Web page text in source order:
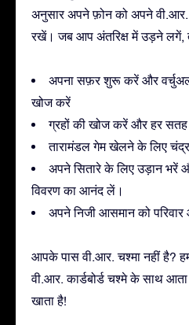
अनुसार अपने फ़ोन को अपने
रखें। जब आप अंतरिक्ष में उड़ने
अपना सफ़र शुरू करें और वर्चुअल
खोज करें
ग्रहों की खोज करें और हर
तारामंडल गेम खेलने के लिए
अपने सितारे के लिए उड़ान भरें
विवरण का आनंद लें।
अपने निजी आसमान को
आपके पास वी.आर. चश्मा नहीं है?
वी.आर. कार्डबोर्ड चश्मे के साथ
खाता है!